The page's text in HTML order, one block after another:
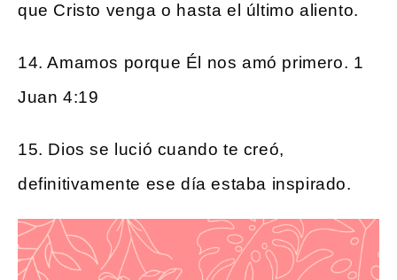
que Cristo venga o hasta el último aliento.
14. Amamos porque Él nos amó primero. 1
Juan 4:19
15. Dios se lució cuando te creó,
definitivamente ese día estaba inspirado.